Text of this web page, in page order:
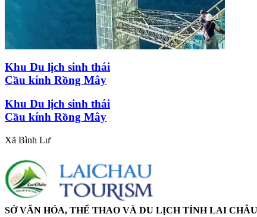
Khu Du lịch sinh thái
Cầu kính Rồng Mây
Khu Du lịch sinh thái
Cầu kính Rồng Mây
Xã Bình Lư
SỞ VĂN HÓA, THỂ THAO VÀ DU LỊCH TỈNH LAI CHÂU